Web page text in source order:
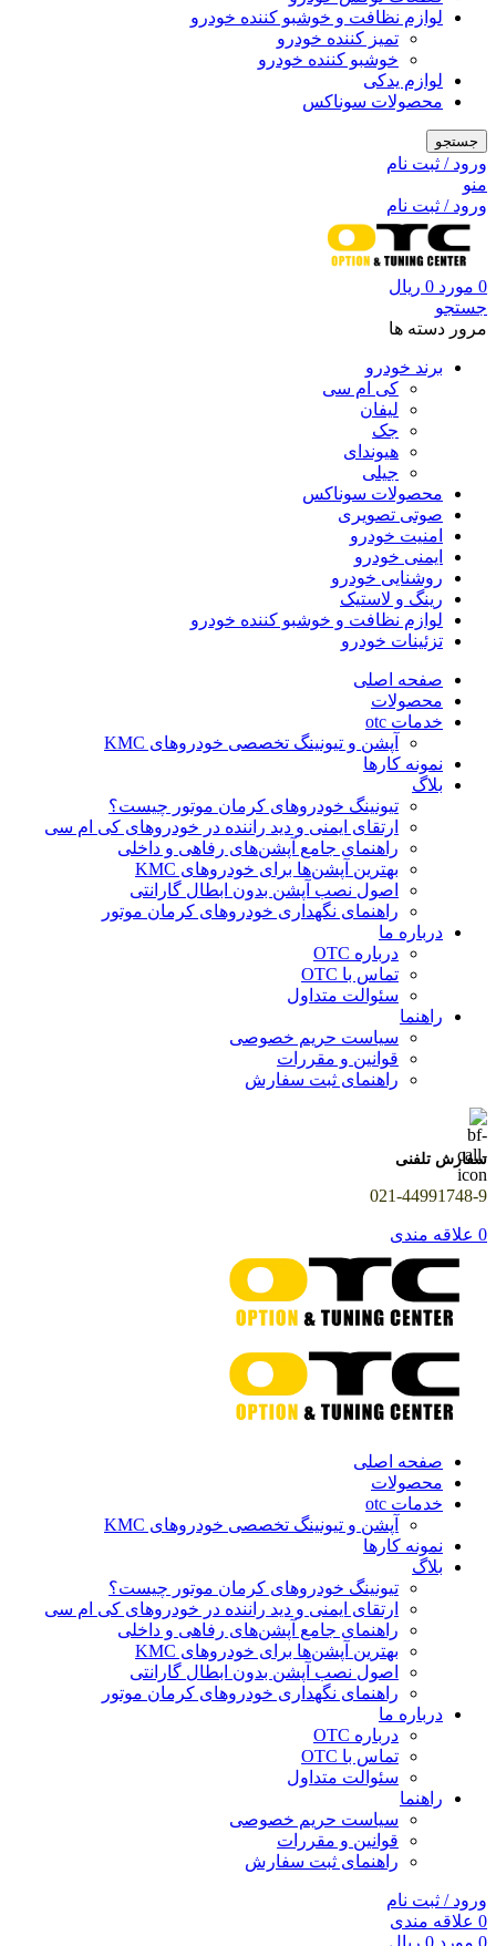
لوازم نظافت و خوشبو کننده خودرو
تمیز کننده خودرو
خوشبو کننده خودرو
لوازم یدکی
محصولات سوناکس
جستجو
ورود / ثبت نام
منو
ورود / ثبت نام
0 مورد 0 ریال
جستجو
مرور دسته ها
برند خودرو
کی ام سی
لیفان
جک
هیوندای
جیلی
محصولات سوناکس
صوتی تصویری
امنیت خودرو
ایمنی خودرو
روشنایی خودرو
رینگ و لاستیک
لوازم نظافت و خوشبو کننده خودرو
تزئینات خودرو
صفحه اصلی
محصولات
خدمات otc
آپشن و تیونینگ تخصصی خودروهای KMC
نمونه کارها
بلاگ
تیونینگ خودروهای کرمان موتور چیست؟
ارتقای ایمنی و دید راننده در خودروهای کی ام سی
راهنمای جامع آپشن‌های رفاهی و داخلی
بهترین آپشن‌ها برای خودروهای KMC
اصول نصب آپشن بدون ابطال گارانتی
راهنمای نگهداری خودروهای کرمان موتور
درباره ما
درباره OTC
تماس با OTC
سئوالت متداول
راهنما
سیاست حریم خصوصی
قوانین و مقررات
راهنمای ثبت سفارش
سفارش تلفنی
021-44991748-9
0 علاقه مندی
صفحه اصلی
محصولات
خدمات otc
آپشن و تیونینگ تخصصی خودروهای KMC
نمونه کارها
بلاگ
تیونینگ خودروهای کرمان موتور چیست؟
ارتقای ایمنی و دید راننده در خودروهای کی ام سی
راهنمای جامع آپشن‌های رفاهی و داخلی
بهترین آپشن‌ها برای خودروهای KMC
اصول نصب آپشن بدون ابطال گارانتی
راهنمای نگهداری خودروهای کرمان موتور
درباره ما
درباره OTC
تماس با OTC
سئوالت متداول
راهنما
سیاست حریم خصوصی
قوانین و مقررات
راهنمای ثبت سفارش
ورود / ثبت نام
0 علاقه مندی